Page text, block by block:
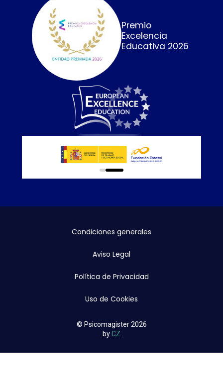
Premio
Excelencia
Educativa 2026
0 1
Condiciones generales
Aviso Legal
Política de Privacidad
Uso de Cookies
© Psicomagister 2026
byCZ